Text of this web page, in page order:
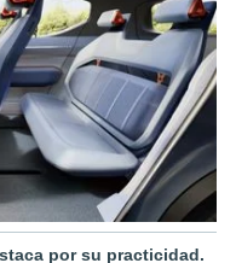
por su practicidad.